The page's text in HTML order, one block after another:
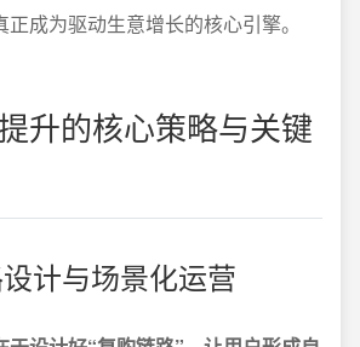
成为驱动生意增长的核心引擎。
升的核心策略与关键
计与场景化运营